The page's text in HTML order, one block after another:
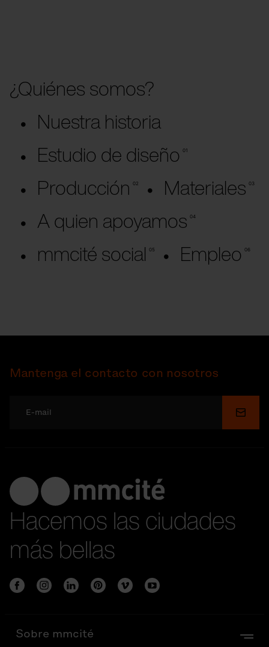
¿Quiénes somos?
Nuestra historia
Estudio de diseño
Producción
Materiales
A quien apoyamos
mmcité social
Empleo
Mantenga el contacto con nosotros
Enviar
Hacemos las ciudades
más bellas
Sobre mmcité